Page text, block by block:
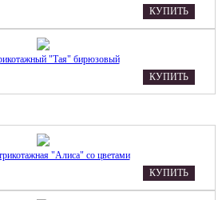
КУПИТЬ
"Тая" бирюзовый
КУПИТЬ
"Алиса" со цветами
КУПИТЬ